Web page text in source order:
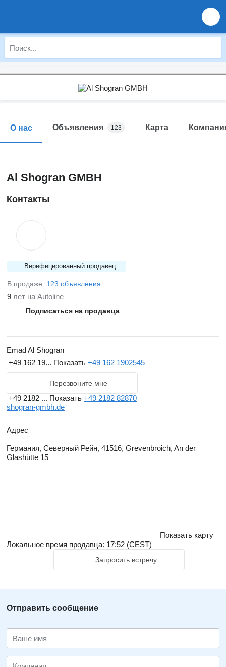
О нас Объявления 123 Карта
Al Shogran GMBH
Контакты
Верифицированный продавец
В продаже: 123 объявления
9 лет на Autoline
Подписаться на продавца
Emad Al Shogran
+49 162 19... Показать +49 162 1902545
Перезвоните мне
+49 2182 ... Показать +49 2182 82870
shogran-gmbh.de
Адрес
Германия, Северный Рейн, 41516, Grevenbroich, An der
Glashütte 15
Показать карту
Локальное время продавца: 17:52 (CEST)
Запросить встречу
Отправить сообщение